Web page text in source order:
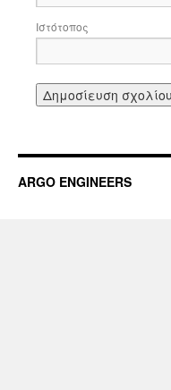
Ιστότοπος
ARGO ENGINEERS